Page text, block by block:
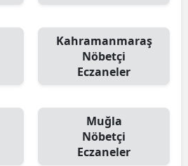
Kahramanmaraş
Nöbetçi
Eczaneler
Muğla
Nöbetçi
Eczaneler